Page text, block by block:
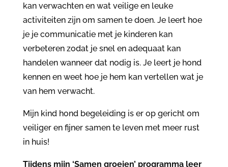
kan verwachten en wat veilige en leuke
activiteiten zijn om samen te doen. Je leert hoe
je je communicatie met je kinderen kan
verbeteren zodat je snel en adequaat kan
handelen wanneer dat nodig is. Je leert je hond
kennen en weet hoe je hem kan vertellen wat je
van hem verwacht.
Mijn kind hond begeleiding is er op gericht om
veiliger en fijner samen te leven met meer rust
in huis!
Tijdens mijn ‘Samen groeien’ programma leer